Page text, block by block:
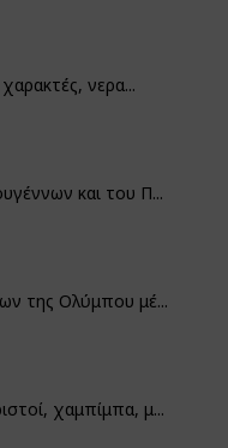
χαρακτές, νερα...
και του Π...
της Ολύμπου μέ...
χαμπίμπα, μ...